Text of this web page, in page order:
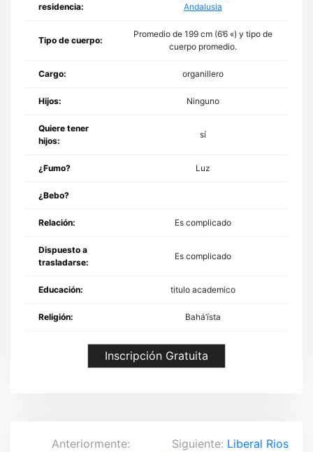
residencia:
Andalusia
Tipo de cuerpo:
Promedio de 199 cm (6’6 «) y tipo de
cuerpo promedio.
Cargo: organillero
Hijos: Ninguno
Quiere tener
hijos:
sí
¿Fumo? Luz
¿Bebo?
Relación: Es complicado
Dispuesto a
trasladarse:
Es complicado
Educación: titulo academico
Religión: Bahá’ísta
Inscripción Gratuita
Anteriormente:
Siguiente: Liberal Rios